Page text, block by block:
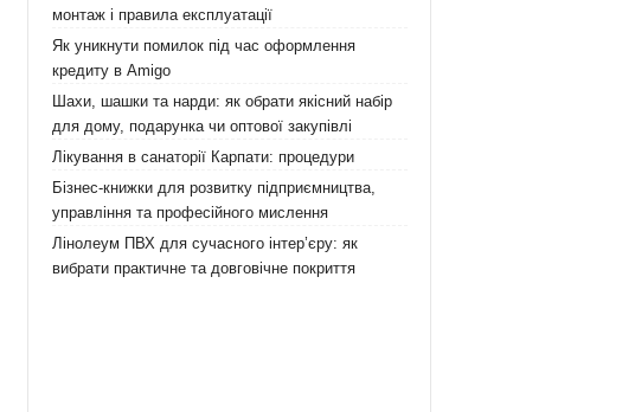
монтаж і правила експлуатації
Як уникнути помилок під час оформлення
кредиту в Amigo
Шахи, шашки та нарди: як обрати якісний набір
для дому, подарунка чи оптової закупівлі
Лікування в санаторії Карпати: процедури
Бізнес-книжки для розвитку підприємництва,
управління та професійного мислення
Лінолеум ПВХ для сучасного інтер’єру: як
вибрати практичне та довговічне покриття